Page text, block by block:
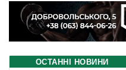
ОСТАННІ НОВИНИ